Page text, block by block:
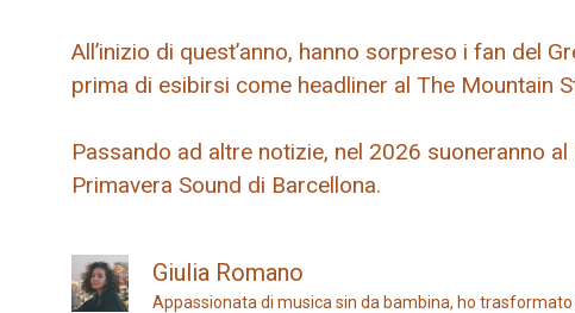
All’inizio di quest’anno, hanno sorpreso i fan del
prima di esibirsi come headliner al The Mountain
Passando ad altre notizie, nel 2026 suoneranno
Primavera Sound di Barcellona.
Giulia Romano
Appassionata di musica sin da bambina, ho